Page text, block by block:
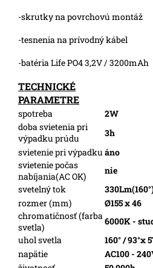
-skrutky na povrchovú montáž
-tesnenia na prívodný kábel
-batéria Life PO4 3,2V / 3200mAh
TECHNICKÉ
PARAMETRE
spotreba
2W
doba svietenia pri
výpadku prúdu
3h
svietenie pri výpadku áno
svietenie počas
nabíjania(AC OK)
nie
svetelný tok
rozmer (mm)
Ø155 x 46
chromatičnosť (farba
svetla)
6000K -
uhol svetla
160° / 93°x
napätie
AC100 -